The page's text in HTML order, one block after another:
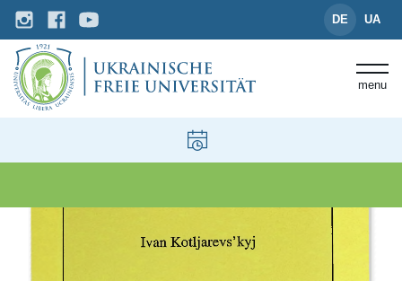
DE UA
menu